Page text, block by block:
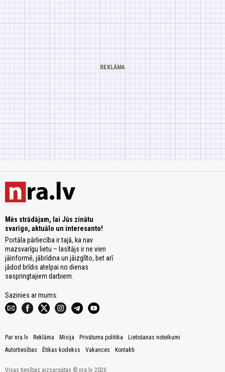
Mēs strādājam, lai Jūs zinātu
svarīgo, aktuālo un interesanto!
Portāla pārliecība ir tajā, ka nav
mazsvarīgu lietu – lasītājs ir ne vien
jāinformē, jābrīdina un jāizglīto, bet arī
jādod brīdis atelpai no dienas
saspringtajiem darbiem.
Sazinies ar mums:
Par nra.lv Reklāma Misija Privātuma politika
Lietošanas noteikumi
Autortiesības
Ētikas kodekss Vakances Kontakti
Visas tiesības aizsargātas © nra.lv, 2026